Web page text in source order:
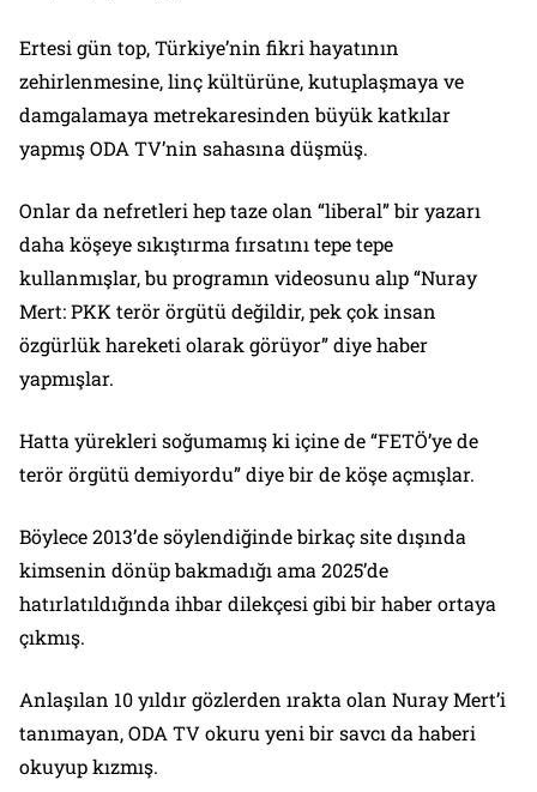
Ertesi gün top, Türkiye’nin fikri hayatının
zehirlenmesine, linç kültürüne, kutuplaşmaya ve
damgalamaya metrekaresinden büyük katkılar
yapmış ODA TV’nin sahasına düşmüş.
Onlar da nefretleri hep taze olan “liberal” bir yazarı
daha köşeye sıkıştırma fırsatını tepe tepe
kullanmışlar, bu programın videosunu alıp “Nuray
Mert: PKK terör örgütü değildir, pek çok insan
özgürlük hareketi olarak görüyor” diye haber
yapmışlar.
Hatta yürekleri soğumamış ki içine de “FETÖ’ye de
terör örgütü demiyordu” diye bir de köşe açmışlar.
Böylece 2013’de söylendiğinde birkaç site dışında
kimsenin dönüp bakmadığı ama 2025’de
hatırlatıldığında ihbar dilekçesi gibi bir haber ortaya
çıkmış.
Anlaşılan 10 yıldır gözlerden ırakta olan Nuray Mert’i
tanımayan, ODA TV okuru yeni bir savcı da haberi
okuyup kızmış.